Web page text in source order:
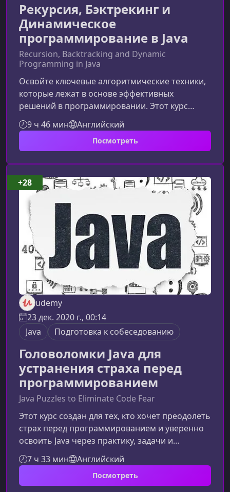
Рекурсия, Бэктрекинг и
Динамическое
программирование в Java
Recursion, Backtracking and Dynamic
Programming in Java
Освойте ключевые алгоритмические техники,
которые лежат в основе эффективных
решений в программировании. Этот курс
позволит вам уверенно работать с рекурсией,
бэктрекингом, динамическим
программированием и подходом «разделяй и
реальных задач и технических
собеседований.Что вы узнаете на этом
курсеКурс подходит тем, кто стремится глубже
понять алгоритмы, подготовиться к
собеседованиям в IT или улучшить
9 ч 46 мин Английский
Посмотреть
udemy
23 дек. 2020 г., 00:14
Java
Подготовка к собеседованию
Головоломки Java для
устранения страха перед
программированием
Java Puzzles to Eliminate Code Fear
Этот курс создан для тех, кто хочет преодолеть
страх перед программированием и уверенно
освоить Java через практику, задачи и
реальные головоломки. Здесь вы не просто
читаете — вы программируете, анализируете
и растите как разработчик.Что делает этот
7 ч 33 мин Английский
Посмотреть
+28